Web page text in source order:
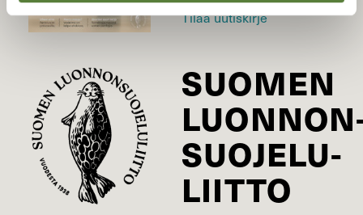
Tilaa uutiskirje
SUOMEN
SUOJELU­
LIITTO